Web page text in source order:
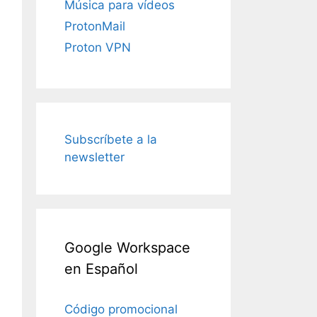
Música para vídeos
ProtonMail
Proton VPN
Subscríbete a la
newsletter
Google Workspace
en Español
Código promocional